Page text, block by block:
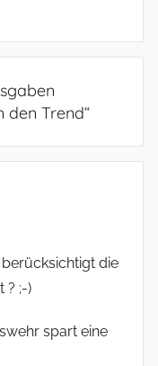
den Trend“
die
? ;-)
spart eine